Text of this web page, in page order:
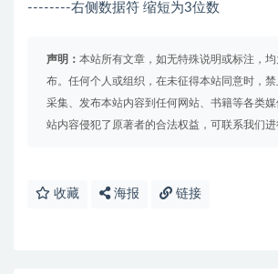
--------右侧数据符 缩短为3位数
声明： 本站所有文章，如无特殊说明或标注，
布。任何个人或组织，在未征得本站同意时，禁
采集、发布本站内容到任何网站、书籍等各类
站内容侵犯了原著者的合法权益，可联系我们进
收藏 海报 链接